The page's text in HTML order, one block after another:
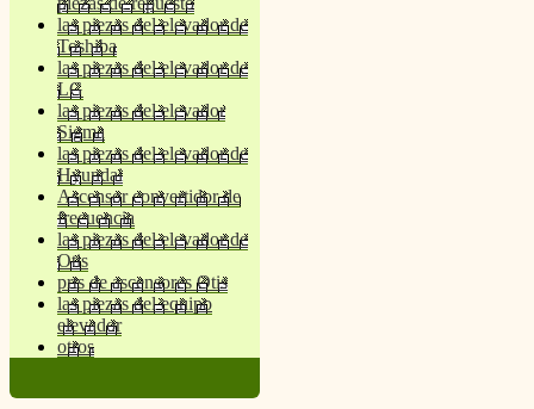
las piezas del elevador de
Toshiba
las piezas del elevador de
LG
las piezas del elevador
Sigma
las piezas del elevador de
Hyundai
Ascensor convertidor de
frecuencia
las piezas del elevador de
Otis
prts de ascensores Otis
las piezas del equipo
elevador
otros